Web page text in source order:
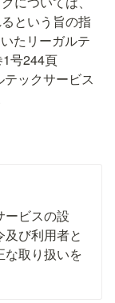
という旨の指
たリーガルテ
号244頁
テックサービス
ービスの設
び利用者と
な取り扱いを